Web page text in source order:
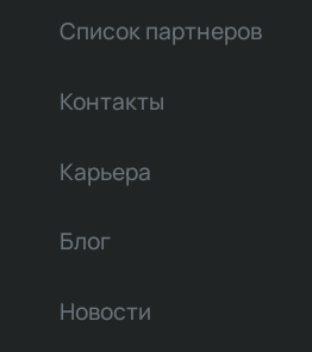
Список партнеров
Контакты
Карьера
Блог
Новости